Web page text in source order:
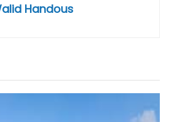
Handous